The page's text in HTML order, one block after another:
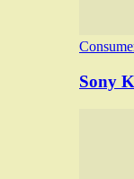
Sony